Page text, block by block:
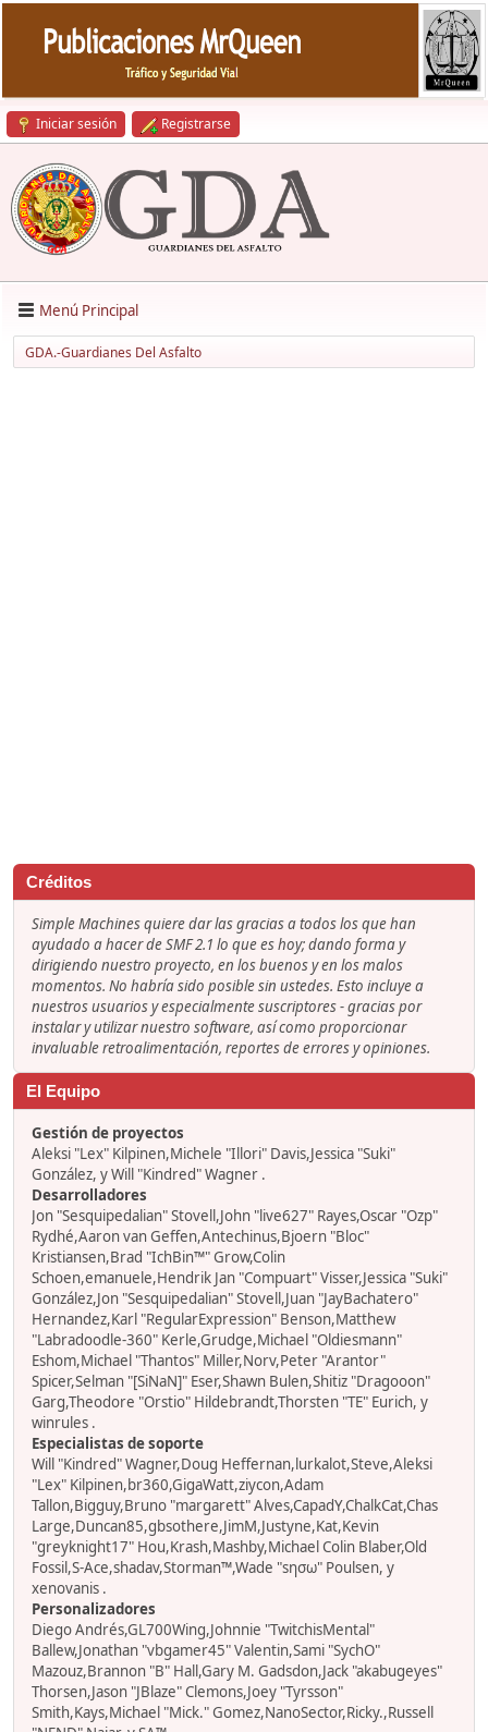
Iniciar sesión Registrarse
Menú Principal
GDA.-Guardianes Del Asfalto
Créditos
Simple Machines quiere dar las gracias a todos los que han
ayudado a hacer de SMF 2.1 lo que es hoy; dando forma y
dirigiendo nuestro proyecto, en los buenos y en los malos
momentos. No habría sido posible sin ustedes. Esto incluye a
nuestros usuarios y especialmente suscriptores - gracias por
instalar y utilizar nuestro software, así como proporcionar
invaluable retroalimentación, reportes de errores y opiniones.
El Equipo
Gestión de proyectos
Aleksi "Lex" Kilpinen,Michele "Illori" Davis,Jessica "Suki"
González, y Will "Kindred" Wagner .
Desarrolladores
Jon "Sesquipedalian" Stovell,John "live627" Rayes,Oscar "Ozp"
Rydhé,Aaron van Geffen,Antechinus,Bjoern "Bloc"
Kristiansen,Brad "IchBin™" Grow,Colin
Schoen,emanuele,Hendrik Jan "Compuart" Visser,Jessica "Suki"
González,Jon "Sesquipedalian" Stovell,Juan "JayBachatero"
Hernandez,Karl "RegularExpression" Benson,Matthew
"Labradoodle-360" Kerle,Grudge,Michael "Oldiesmann"
Eshom,Michael "Thantos" Miller,Norv,Peter "Arantor"
Spicer,Selman "[SiNaN]" Eser,Shawn Bulen,Shitiz "Dragooon"
Garg,Theodore "Orstio" Hildebrandt,Thorsten "TE" Eurich, y
winrules .
Especialistas de soporte
Will "Kindred" Wagner,Doug Heffernan,lurkalot,Steve,Aleksi
"Lex" Kilpinen,br360,GigaWatt,ziycon,Adam
Tallon,Bigguy,Bruno "margarett" Alves,CapadY,ChalkCat,Chas
Large,Duncan85,gbsothere,JimM,Justyne,Kat,Kevin
"greyknight17" Hou,Krash,Mashby,Michael Colin Blaber,Old
Fossil,S-Ace,shadav,Storman™,Wade "sησω" Poulsen, y
xenovanis .
Personalizadores
Diego Andrés,GL700Wing,Johnnie "TwitchisMental"
Ballew,Jonathan "vbgamer45" Valentin,Sami "SychO"
Mazouz,Brannon "B" Hall,Gary M. Gadsdon,Jack "akabugeyes"
Thorsen,Jason "JBlaze" Clemons,Joey "Tyrsson"
Smith,Kays,Michael "Mick." Gomez,NanoSector,Ricky.,Russell